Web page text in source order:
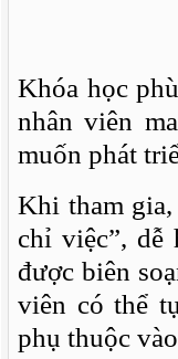
Khóa học
nhân viên
muốn phát
Khi tham gia,
chỉ việc”, dễ
được biên
viên có thể
phụ thuộc